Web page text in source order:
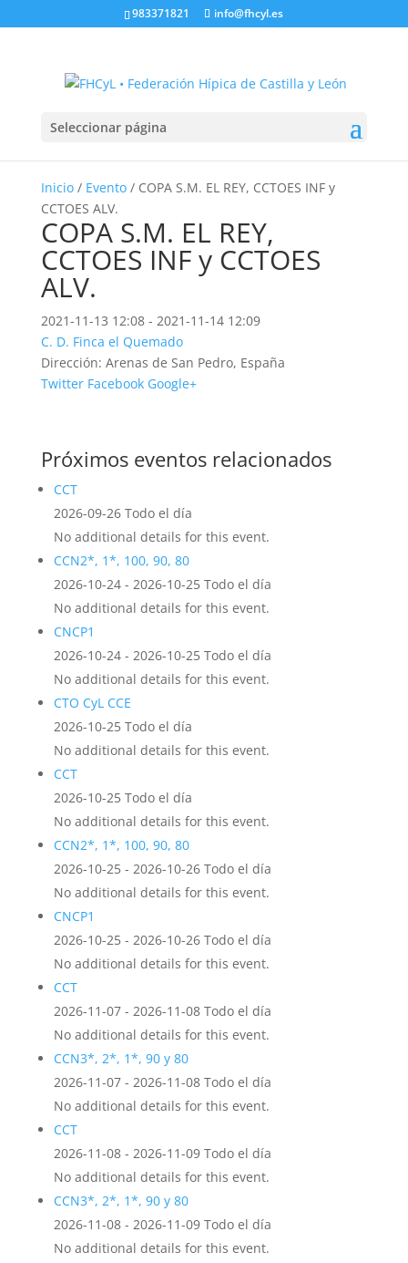
983371821 info@fhcyl.es
Seleccionar página
Inicio/ Evento/ COPA S.M. EL REY, CCTOES INF y
CCTOES ALV.
COPA S.M. EL REY,
CCTOES INF y CCTOES
ALV.
2021-11-13 12:08 - 2021-11-14 12:09
C. D. Finca el Quemado
Dirección: Arenas de San Pedro, España
Twitter Facebook Google+
Próximos eventos relacionados
CCT
2026-09-26 Todo el día
No additional details for this event.
CCN2*, 1*, 100, 90, 80
2026-10-24 - 2026-10-25 Todo el día
No additional details for this event.
CNCP1
2026-10-24 - 2026-10-25 Todo el día
No additional details for this event.
CTO CyL CCE
2026-10-25 Todo el día
No additional details for this event.
CCT
2026-10-25 Todo el día
No additional details for this event.
CCN2*, 1*, 100, 90, 80
2026-10-25 - 2026-10-26 Todo el día
No additional details for this event.
CNCP1
2026-10-25 - 2026-10-26 Todo el día
No additional details for this event.
CCT
2026-11-07 - 2026-11-08 Todo el día
No additional details for this event.
CCN3*, 2*, 1*, 90 y 80
2026-11-07 - 2026-11-08 Todo el día
No additional details for this event.
CCT
2026-11-08 - 2026-11-09 Todo el día
No additional details for this event.
CCN3*, 2*, 1*, 90 y 80
2026-11-08 - 2026-11-09 Todo el día
No additional details for this event.